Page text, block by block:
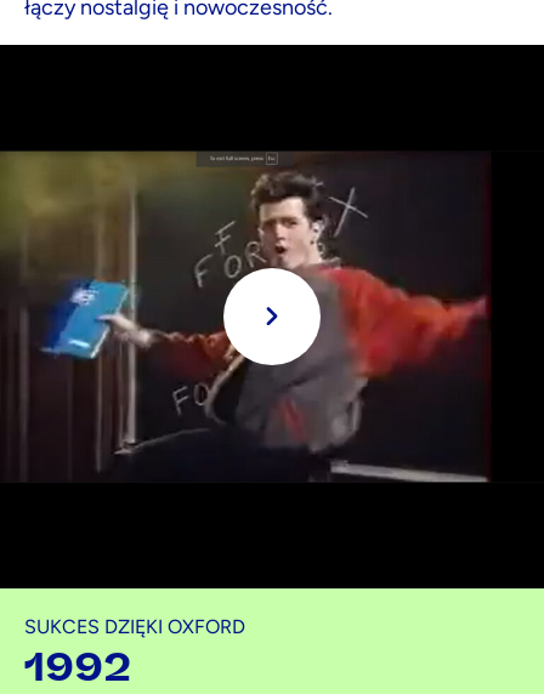
łączy nostalgię i nowoczesność.
Grać
SUKCES DZIĘKI OXFORD
1992